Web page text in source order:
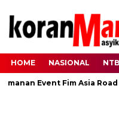
HOME NASIONAL
Event Fim Asia Road